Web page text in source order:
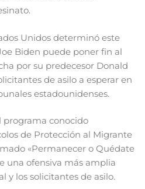
Unidos determinó este
Biden puede poner fin al
por su predecesor Donald
de asilo a esperar en
estadounidenses.
programa conocido
de Protección al Migrante
«Permanecer o Quédate
una ofensiva más amplia
y los solicitantes de asilo.